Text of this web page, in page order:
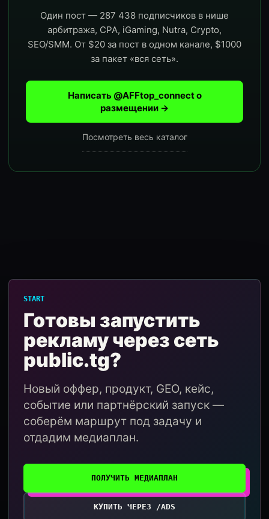
Один пост — 287 438 подписчиков в нише
арбитража, CPA, iGaming, Nutra, Crypto,
SEO/SMM. От $20 за пост в одном канале, $1000
за пакет «вся сеть».
Написать @AFFtop_connect о
размещении →
Посмотреть весь каталог
START
Готовы запустить
рекламу через сеть
public.tg?
Новый оффер, продукт, GEO, кейс,
событие или партнёрский запуск —
соберём маршрут под задачу и
отдадим медиаплан.
ПОЛУЧИТЬ МЕДИАПЛАН
КУПИТЬ ЧЕРЕЗ /ADS